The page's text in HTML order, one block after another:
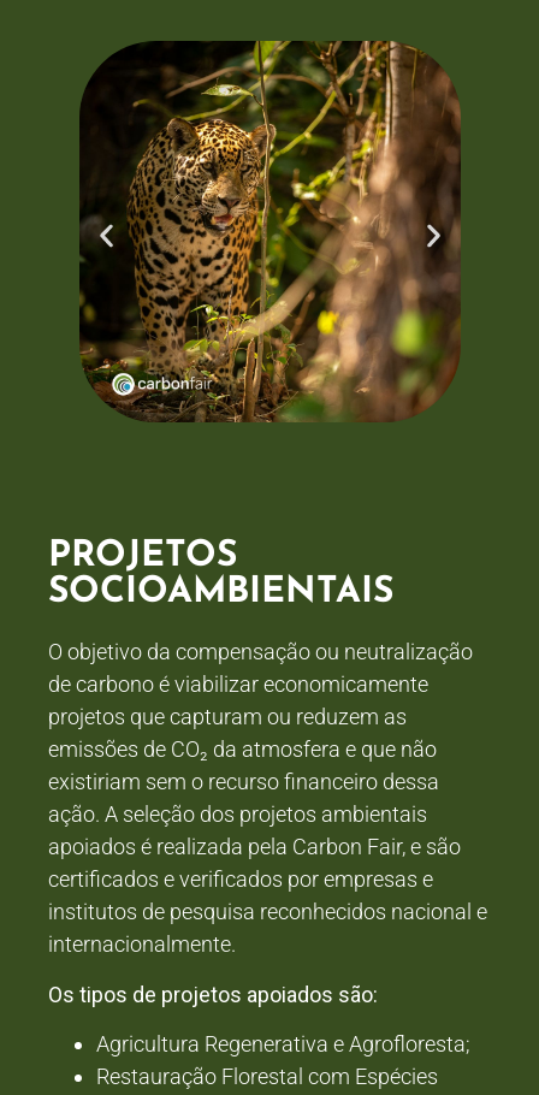
PROJETOS
SOCIOAMBIENTAIS
O objetivo da compensação ou neutralização
de carbono é viabilizar economicamente
projetos que capturam ou reduzem as
emissões de CO₂ da atmosfera e que não
existiriam sem o recurso financeiro dessa
ação. A seleção dos projetos ambientais
apoiados é realizada pela Carbon Fair, e são
certificados e verificados por empresas e
institutos de pesquisa reconhecidos nacional e
internacionalmente.
Os tipos de projetos apoiados são:
Agricultura Regenerativa e Agrofloresta;
Restauração Florestal com Espécies